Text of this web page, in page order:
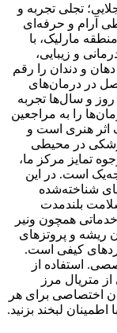
تجلی تجربه و
آرام و حرفه‌ای
مارلیک، با
و زیبایی،
و دندان را رقم
در درمان‌های
و سال‌ها تجربه
را به مراجعین
اثر هنری است و
در محیطی
تمایز مرکز ما،
است. در این
شناخته‌شده
بلندمدت
همچون ونیر
ریشه و پروتزهای
کیفی است.
استفاده از
متریال مرز
اختصاصی برای هر
اطمینان لبخند بزنید.